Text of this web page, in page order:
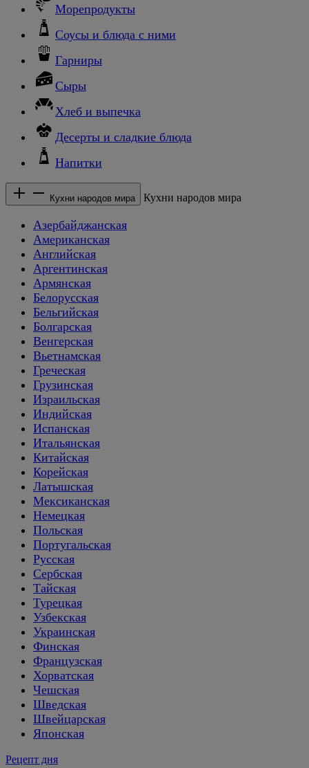
Морепродукты
Соусы и блюда с ними
Гарниры
Сыры
Хлеб и выпечка
Десерты и сладкие блюда
Напитки
Кухни народов мира Кухни народов мира
Азербайджанская
Американская
Английская
Аргентинская
Армянская
Белорусская
Бельгийская
Болгарская
Венгерская
Вьетнамская
Греческая
Грузинская
Израильская
Индийская
Испанская
Итальянская
Китайская
Корейская
Латышская
Мексиканская
Немецкая
Польская
Португальская
Русская
Сербская
Тайская
Турецкая
Узбекская
Украинская
Финская
Французская
Хорватская
Чешская
Шведская
Швейцарская
Японская
Рецепт дня